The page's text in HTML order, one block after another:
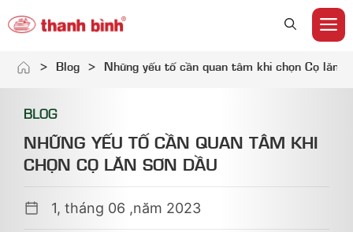
Skip
> Blog > Những yếu tố cần quan tâm khi chọn Cọ lăn
BLOG
NHỮNG YẾU TỐ CẦN QUAN TÂM KHI
CHỌN CỌ LĂN SƠN DẦU
1, tháng 06 ,năm 2023